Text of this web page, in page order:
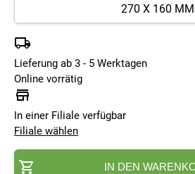
Lieferung ab 3 - 5 Werktagen
Online vorrätig
In einer Filiale verfügbar
Filiale wählen
IN DEN